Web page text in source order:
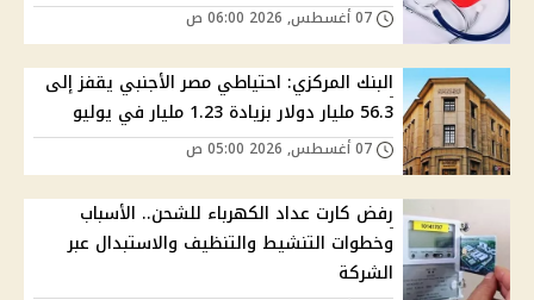
البنك المركزي: احتياطي مصر الأجنبي يقفز إلى
56.3 مليار دولار بزيادة 1.23 مليار في يوليو
رفض كارت عداد الكهرباء للشحن.. الأسباب
وخطوات التنشيط والتنظيف والاستبدال عبر
الشركة